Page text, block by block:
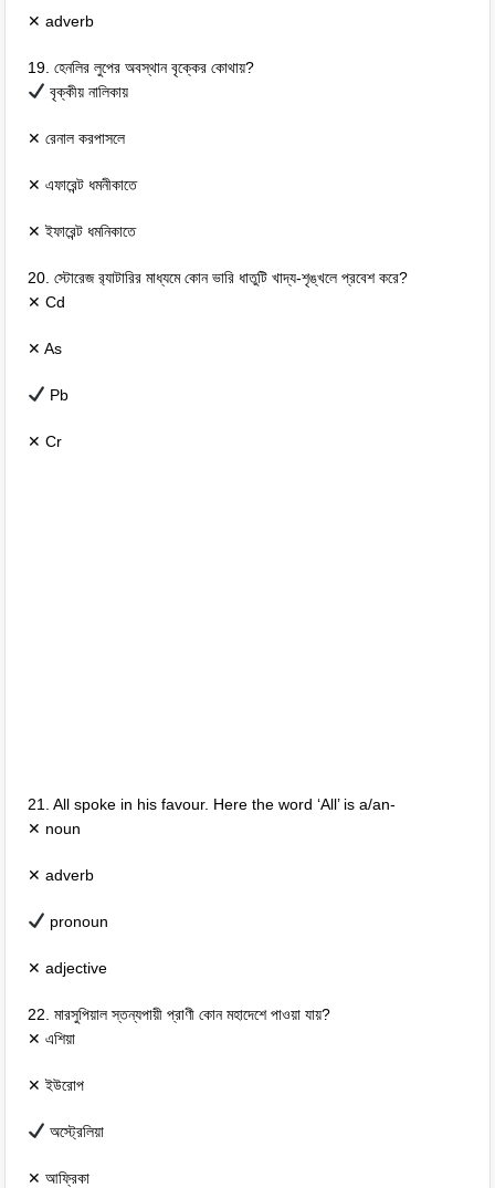
✕ adverb
19. হেনলির লুপের অবস্থান বৃক্কের কোথায়?
বৃক্কীয় নালিকায়
✕ রেনাল করপাসলে
✕ এফারেন্ট ধমনীকাতে
✕ ইফারেন্ট ধমনিকাতে
20. স্টোরেজ র‌্যাটারির মাধ্যমে কোন ভারি ধাতুটি খাদ্য-শৃঙ্খলে প্রবেশ করে?
✕ Cd
✕ As
Pb
✕ Cr
21. All spoke in his favour. Here the word ‘All’ is a/an-
✕ noun
✕ adverb
pronoun
✕ adjective
22. মারসুপিয়াল স্তন্যপায়ী প্রাণী কোন মহাদেশে পাওয়া যায়?
✕ এশিয়া
✕ ইউরোপ
অস্ট্রেলিয়া
✕ আফ্রিকা